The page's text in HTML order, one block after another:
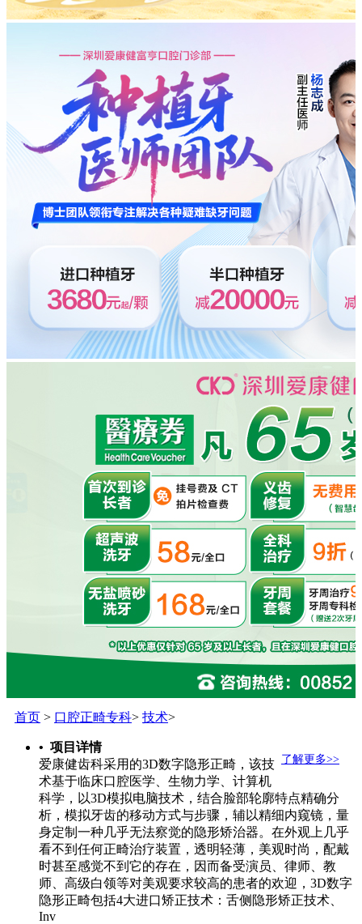
首页 > 口腔正畸专科> 技术>
• 项目详情
了解更多>>
爱康健齿科采用的3D数字隐形正畸，该技
术基于临床口腔医学、生物力学、计算机
科学，以3D模拟电脑技术，结合脸部轮廓特点精确分
析，模拟牙齿的移动方式与步骤，辅以精细内窥镜，量
身定制一种几乎无法察觉的隐形矫治器。在外观上几乎
看不到任何正畸治疗装置，透明轻薄，美观时尚，配戴
时甚至感觉不到它的存在，因而备受演员、律师、教
师、高级白领等对美观要求较高的患者的欢迎，3D数字
隐形正畸包括4大进口矫正技术：舌侧隐形矫正技术、
Inv